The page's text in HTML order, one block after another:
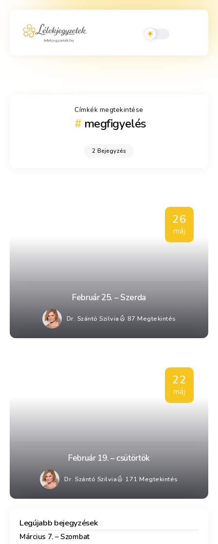
Címkék megtekintése
megfigyelés
2 Bejegyzés
Február 25. – Szerda
Dr. Szántó Szilvia 87 Megtekintés
26
máj
Február 19. – csütörtök
Dr. Szántó Szilvia 171 Megtekintés
22
máj
Legújabb bejegyzések
Március 7. – Szombat